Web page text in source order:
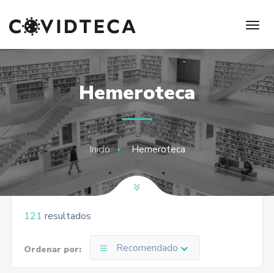
Hemeroteca
Inicio Hemeroteca
121 resultados
Ordenar por: Recomendado